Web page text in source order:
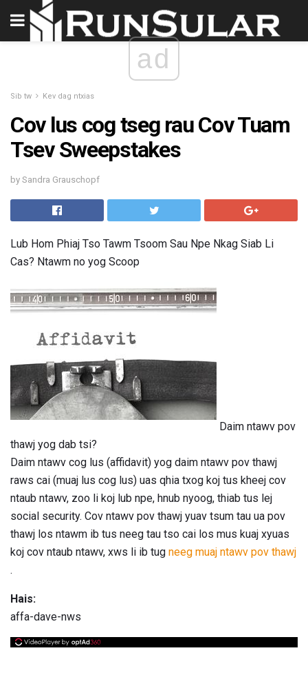
ad
Sib tw Kev dag ntxias
Cov lus cog tseg rau Cov Tuam
Tsev Sweepstakes
by Sandra Grauschopf
Lub Hom Phiaj Tso Tawm Tsoom Sau Npe Nkag Siab Li
Cas? Ntawm no yog Scoop
Daim ntawv pov
thawj yog dab tsi?
Daim ntawv cog lus (affidavit) yog daim ntawv pov thawj
raws cai (muaj lus cog lus) uas qhia txog koj tus kheej cov
ntaub ntawv, zoo li koj lub npe, hnub nyoog, thiab tus lej
social security. Cov ntawv pov thawj yuav tsum tau ua pov
thawj los ntawm ib tus neeg tau tso cai los mus kuaj xyuas
koj cov ntaub ntawv, xws li ib tug neeg muaj ntawv pov thawj
.
Hais:
affa-dave-nws